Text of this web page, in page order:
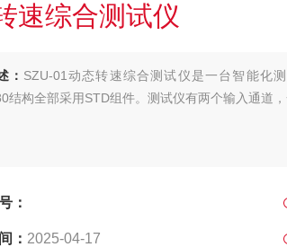
速综合测试仪
： SZU-01动态转速综合测试仪是一台智能化
结构全部采用STD组件。测试仪有两个输入通道
：
： 2025-04-17